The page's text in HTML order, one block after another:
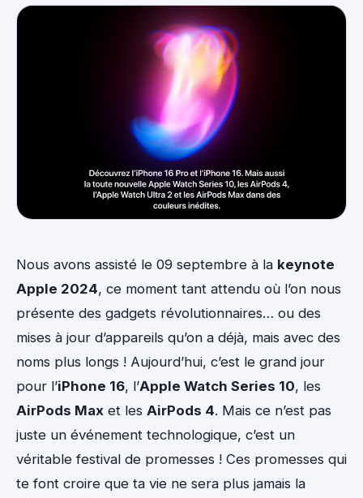
Nous avons assisté le 09 septembre à la keynote
Apple 2024, ce moment tant attendu où l’on nous
présente des gadgets révolutionnaires… ou des
mises à jour d’appareils qu’on a déjà, mais avec des
noms plus longs ! Aujourd’hui, c’est le grand jour
pour l’iPhone 16, l’Apple Watch Series 10, les
AirPods Max et les AirPods 4. Mais ce n’est pas
juste un événement technologique, c’est un
véritable festival de promesses ! Ces promesses qui
te font croire que ta vie ne sera plus jamais la